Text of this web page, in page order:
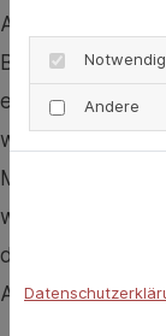
Appetitlosigkeit
Behandlung
es zu
wenig. Beides
Medikament
wird und die
denn bis dahin
Appetit größer.
Notwendig
Andere